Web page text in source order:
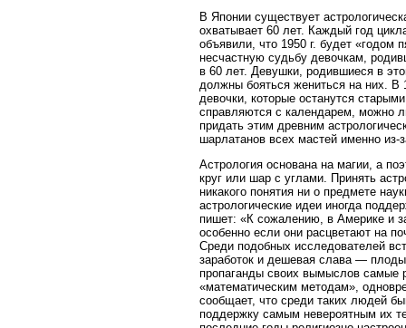
В Японии существует
охватывает 60 лет. Каждый год
объявили, что 1950 г. будет «годом
несчастную судьбу девочкам,
в 60 лет. Девушки, родившиеся в
должны бояться жениться на них. В
девочки, которые останутся
справляются с календарем, можно
придать этим древним
шарлатанов всех мастей именно
Астрология основана на магии, а
круг или шар с углами. Принять
никакого понятия ни о предмете
астрологические идеи иногда
пишет: «К сожалению, в Америке и
особенно если они расцветают на
Среди подобных исследователей
заработок и дешевая слава —
пропаганды своих вымыслов самые
«математическим методам»,
сообщает, что среди таких людей
поддержку самым невероятным их